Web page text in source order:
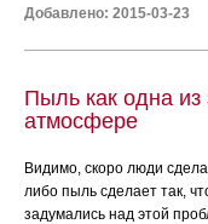
Добавлено: 2015-03-23
Пыль как одна
атмосфере
Видимо, скоро люди
либо пыль сделает так,
задумались над этой